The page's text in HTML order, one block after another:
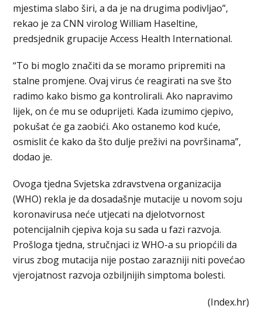
mjestima slabo širi, a da je na drugima podivljao”,
rekao je za CNN virolog William Haseltine,
predsjednik grupacije Access Health International.
“To bi moglo značiti da se moramo pripremiti na
stalne promjene. Ovaj virus će reagirati na sve što
radimo kako bismo ga kontrolirali. Ako napravimo
lijek, on će mu se oduprijeti. Kada izumimo cjepivo,
pokušat će ga zaobići. Ako ostanemo kod kuće,
osmislit će kako da što dulje preživi na površinama”,
dodao je.
Ovoga tjedna Svjetska zdravstvena organizacija
(WHO) rekla je da dosadašnje mutacije u novom soju
koronavirusa neće utjecati na djelotvornost
potencijalnih cjepiva koja su sada u fazi razvoja.
Prošloga tjedna, stručnjaci iz WHO-a su priopćili da
virus zbog mutacija nije postao zarazniji niti povećao
vjerojatnost razvoja ozbiljnijih simptoma bolesti.
(Index.hr)